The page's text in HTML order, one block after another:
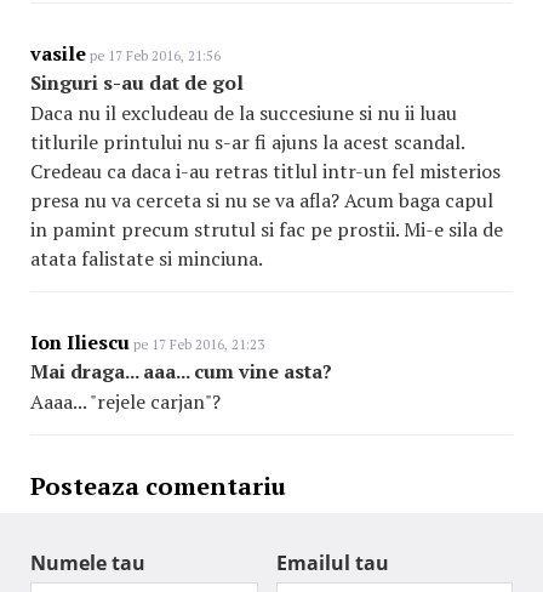
vasile pe 17 Feb 2016, 21:56
Singuri s-au dat de gol
Daca nu il excludeau de la succesiune si nu ii luau
titlurile printului nu s-ar fi ajuns la acest scandal.
Credeau ca daca i-au retras titlul intr-un fel misterios
presa nu va cerceta si nu se va afla? Acum baga capul
in pamint precum strutul si fac pe prostii. Mi-e sila de
atata falistate si minciuna.
Ion Iliescu pe 17 Feb 2016, 21:23
Mai draga... aaa... cum vine asta?
Aaaa... "rejele carjan"?
Posteaza comentariu
Numele tau Emailul tau